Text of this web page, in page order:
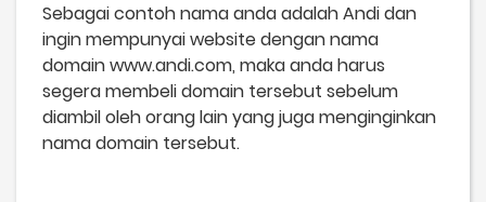
Sebagai contoh nama anda adalah Andi dan
ingin mempunyai website dengan nama
domain www.andi.com, maka anda harus
segera membeli domain tersebut sebelum
diambil oleh orang lain yang juga menginginkan
nama domain tersebut.